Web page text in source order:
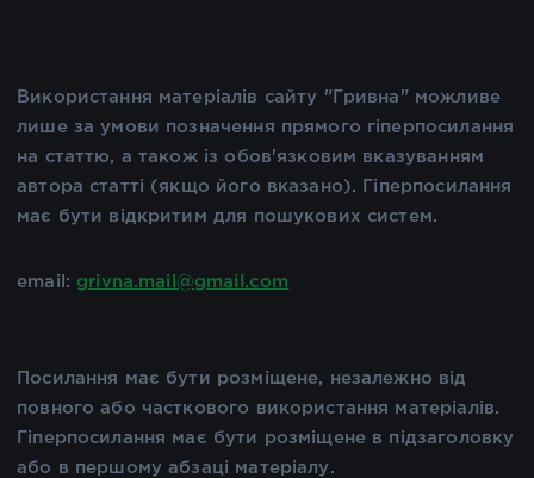
Використання матеріалів сайту "Гривна" можливе
лише за умови позначення прямого гіперпосилання
на статтю, а також із обов'язковим вказуванням
автора статті (якщо його вказано). Гіперпосилання
має бути відкритим для пошукових систем.
email: grivna.mail@gmail.com
Посилання має бути розміщене, незалежно від
повного або часткового використання матеріалів.
Гіперпосилання має бути розміщене в підзаголовку
або в першому абзаці матеріалу.